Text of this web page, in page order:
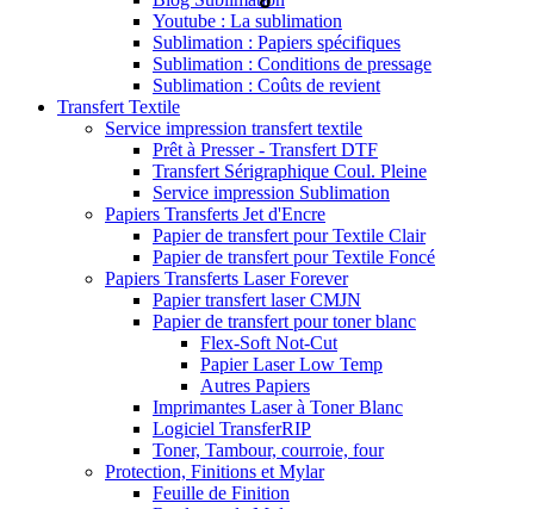
Youtube : La sublimation
Sublimation : Papiers spécifiques
Sublimation : Conditions de pressage
Sublimation : Coûts de revient
Transfert Textile
Service impression transfert textile
Prêt à Presser - Transfert DTF
Transfert Sérigraphique Coul. Pleine
Service impression Sublimation
Papiers Transferts Jet d'Encre
Papier de transfert pour Textile Clair
Papier de transfert pour Textile Foncé
Papiers Transferts Laser Forever
Papier transfert laser CMJN
Papier de transfert pour toner blanc
Flex-Soft Not-Cut
Papier Laser Low Temp
Autres Papiers
Imprimantes Laser à Toner Blanc
Logiciel TransferRIP
Toner, Tambour, courroie, four
Protection, Finitions et Mylar
Feuille de Finition